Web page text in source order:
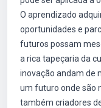
O aprendizado
oportunidades e
futuros possam
a rica tapeçaria da
inovação andam de
um futuro onde são
também criadores